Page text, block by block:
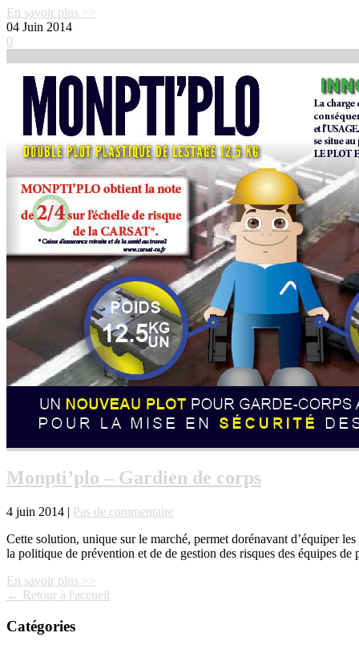
En savoir plus >>
04 Juin 2014
0
Monpti’plo – Gardien de corps
4 juin 2014 | Pas de commentaire
Cette solution, unique sur le marché, permet dorénavant d’équiper
la politique de prévention et de de gestion des risques des équipes de
En savoir plus >>
← Retour à l'accueil
Catégories